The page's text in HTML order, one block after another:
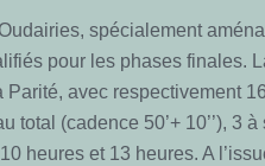
spécialement
pour les phases finales.
avec respectivement
(cadence 50’+ 10’’), 3
heures et 13 heures. A